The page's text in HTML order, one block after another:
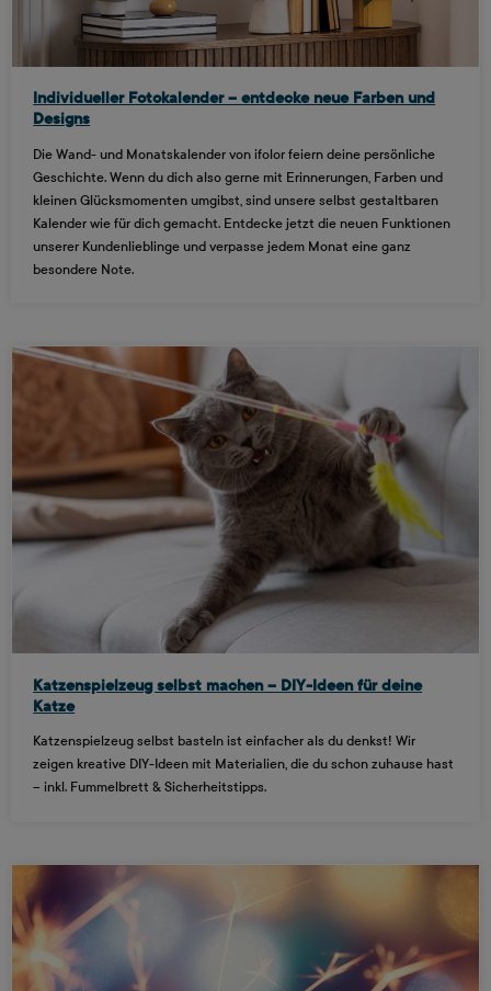
Individueller Fotokalender – entdecke neue Farben und
Designs
Die Wand- und Monatskalender von ifolor feiern deine persönliche
Geschichte. Wenn du dich also gerne mit Erinnerungen, Farben und
kleinen Glücksmomenten umgibst, sind unsere selbst gestaltbaren
Kalender wie für dich gemacht. Entdecke jetzt die neuen Funktionen
unserer Kundenlieblinge und verpasse jedem Monat eine ganz
besondere Note.
Katzenspielzeug selbst machen – DIY-Ideen für deine
Katze
Katzenspielzeug selbst basteln ist einfacher als du denkst! Wir
zeigen kreative DIY-Ideen mit Materialien, die du schon zuhause hast
– inkl. Fummelbrett & Sicherheitstipps.